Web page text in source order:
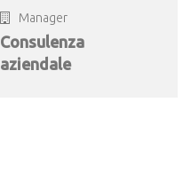
Manager
Consulenza
aziendale